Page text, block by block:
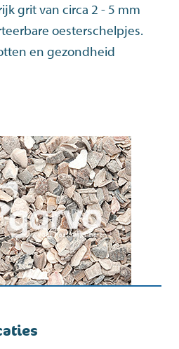
grit van circa 2 - 5 mm
oesterschelpjes.
en gezondheid